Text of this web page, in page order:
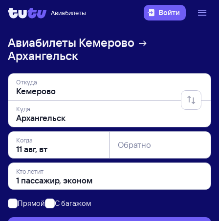
Авиабилеты Войти
Авиабилеты Кемерово
Архангельск
Откуда
Куда
Когда Обратно
Кто летит
Прямой C багажом